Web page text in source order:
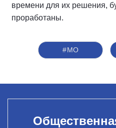
времени для их решения,
проработаны.
#МО